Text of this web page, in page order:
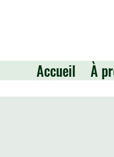
Accueil À